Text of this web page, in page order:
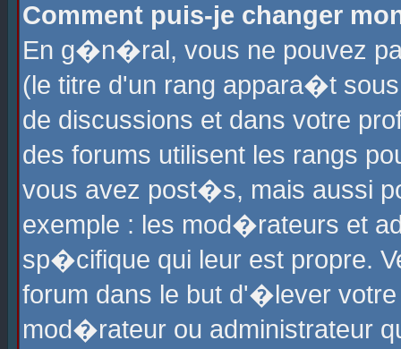
Comment puis-je changer
En g�n�ral, vous ne pouvez
(le titre d'un rang appara�t
de discussions et dans votre
des forums utilisent les rangs
vous avez post�s, mais aussi
exemple : les mod�rateurs et
sp�cifique qui leur est propre.
forum dans le but d'�lever
mod�rateur ou administrateur